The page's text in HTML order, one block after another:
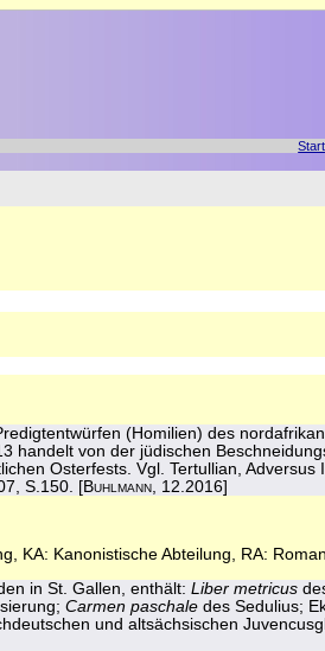
Start
(Homilien) des
handelt von der jüdischen
Osterfests. Vgl. Tertullian, Adversus
S.150. [Buhlmann, 12.2016]
KA: Kanonistische Abteilung, RA:
in St. Gallen, enthält: Liber metricus
Carmen paschaledes Sedulius;
und altsächsischen